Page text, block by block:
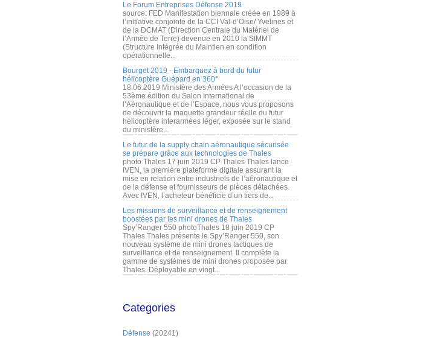
Le Forum Entreprises Défense 2019
source: FED Manifestation biennale créée en 1989 à
l’initiative conjointe de la CCI Val-d’Oise/ Yvelines et
de la DCMAT (Direction Centrale du Matériel de
l’Armée de Terre) devenue en 2010 la SIMMT
(Structure Intégrée du Maintien en condition
opérationnelle...
Bourget 2019 - Embarquez à bord du futur
hélicoptère Guépard en 360°
18.06.2019 Ministère des Armées A l’occasion de la
53ème édition du Salon International de
l’Aéronautique et de l’Espace, nous vous proposons
de découvrir la maquette grandeur réelle du futur
hélicoptère interarmées léger, exposée sur le stand
du ministère...
Le futur de la supply chain aéronautique sécurisée
se prépare grâce aux technologies de Thales
photo Thales 17 juin 2019 CP Thales Thales lance
IVEN, la première plateforme digitale assurant la
mise en relation entre industriels de l’aéronautique et
de la défense et fournisseurs de pièces détachées.
Avec IVEN, l’acheteur bénéficie d’un tiers de...
Les missions de surveillance et de renseignement
boostées par les mini drones de Thales
Spy’Ranger 550 photoThales 18 juin 2019 CP
Thales Thales présente le Spy’Ranger 550, son
nouveau système de mini drones tactiques de
surveillance et de renseignement. Il complète la
gamme de systèmes de mini drones proposée par
Thales. Déployable en vingt...
Categories
Défense (20241)